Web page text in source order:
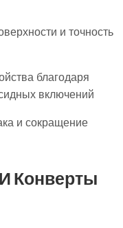
и точность
благодаря
включений
и сокращение
Конверты